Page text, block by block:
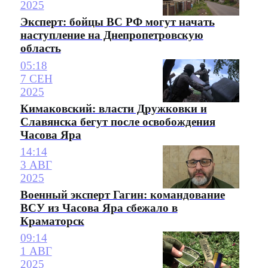
2025
Эксперт: бойцы ВС РФ могут начать
наступление на Днепропетровскую
область
05:18
7 СЕН
2025
Кимаковский: власти Дружковки и
Славянска бегут после освобождения
Часова Яра
14:14
3 АВГ
2025
Военный эксперт Гагин: командование
ВСУ из Часова Яра сбежало в
Краматорск
09:14
1 АВГ
2025